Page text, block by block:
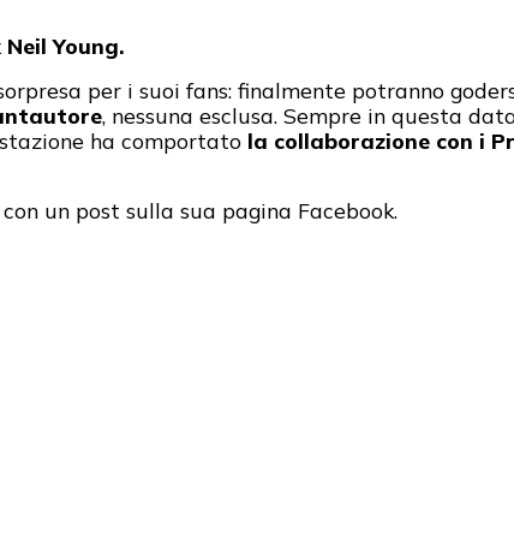
Young.
per i suoi fans: finalmente potranno
, nessuna esclusa. Sempre in questa
ha comportato la collaborazione con i
un post sulla sua pagina Facebook.